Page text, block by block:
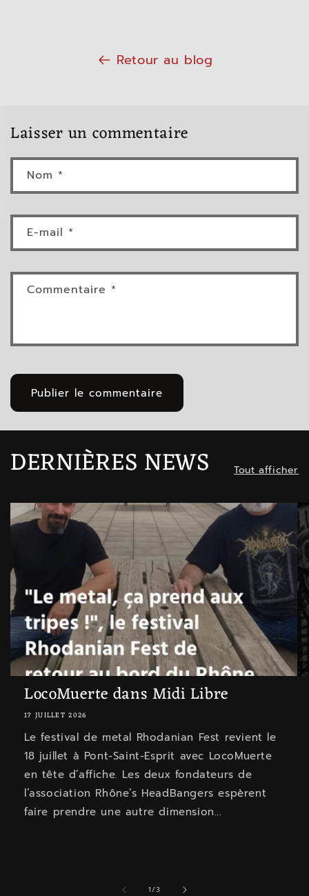
Retour au blog
Laisser un commentaire
Nom *
E-mail *
Commentaire *
DERNIÈRES NEWS Tout afficher
LocoMuerte dans Midi Libre
17 JUILLET 2026
Le festival de metal Rhodanian Fest revient le
18 juillet à Pont-Saint-Esprit avec LocoMuerte
en tête d’affiche. Les deux fondateurs de
l’association Rhône’s HeadBangers espèrent
faire prendre une autre dimension...
1/de
3